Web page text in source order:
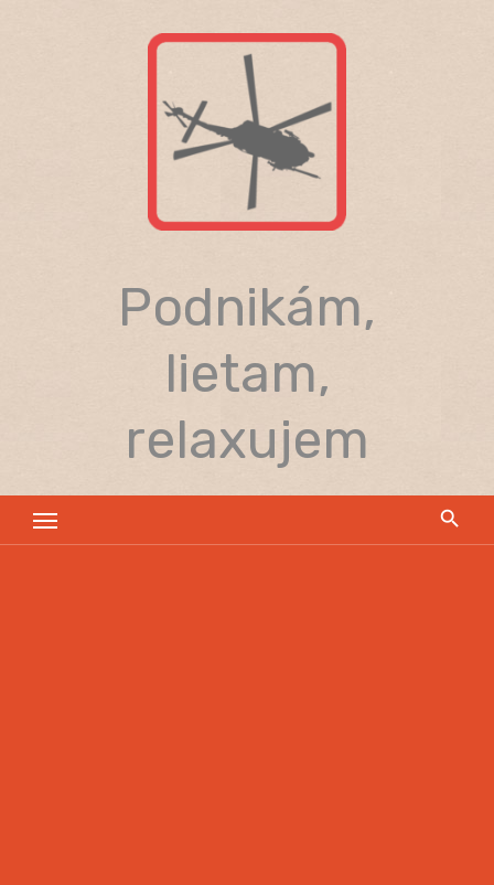
Podnikám,
lietam,
relaxujem